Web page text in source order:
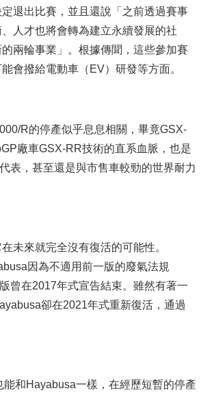
退出比賽，並且還說「之前透過賽事
人才也將會轉為建立永續發展的社
兩輪事業」。根據傳聞，這些參加賽
會撥給電動車（EV）研發等方面。
R的停產似乎息息相關，畢竟GSX-
廠車GSX-RR技術的直系血脈，也是
表，甚至還是與市售車較勁的世界耐力
未來就完全沒有復活的可能性。
因為不適用前一版的廢氣法規
曾在2017年式宣告結束。雖然有著一
卻在2021年式重新復活，通過
和Hayabusa一樣，在經歷短暫的停產